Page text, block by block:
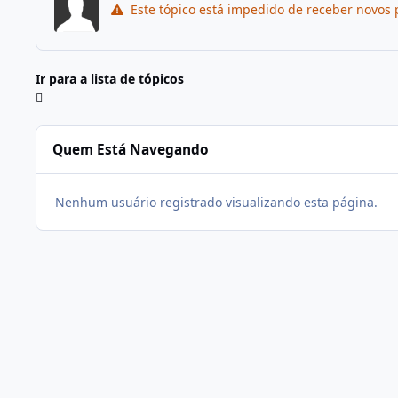
Este tópico está impedido de receber novos
Ir para a lista de tópicos
Quem Está Navegando
Nenhum usuário registrado visualizando esta página.